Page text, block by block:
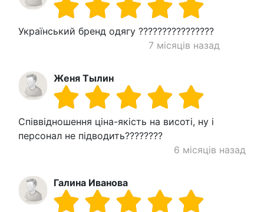
Український бренд одягу ????????????????
7 місяців назад
Женя Тылин
Співвідношення ціна-якість на висоті, ну і
персонал не підводить????????
6 місяців назад
Галина Иванова